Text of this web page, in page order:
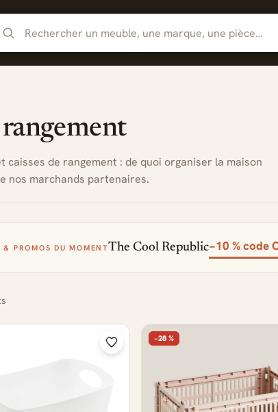
rangement
de rangement : de quoi organiser la maison
nos marchands partenaires.
& PROMOS DU MOMENTThe Cool Republic−10 % code
−28 %